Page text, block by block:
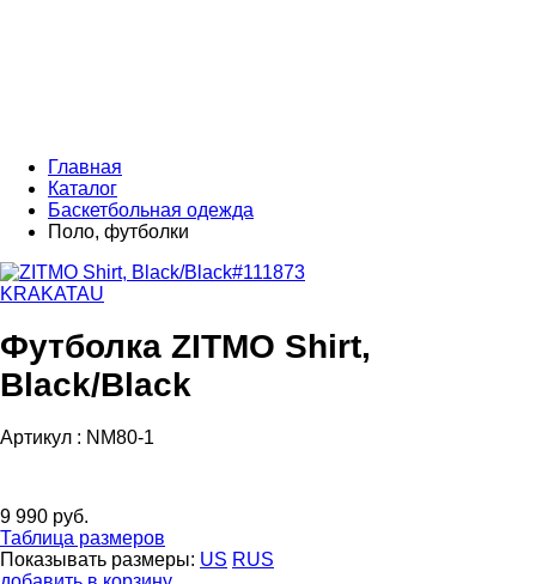
Главная
Каталог
Баскетбольная одежда
Поло, футболки
KRAKATAU
Футболка ZITMO Shirt,
Black/Black
Артикул : NM80-1
9 990 руб.
Таблица размеров
Показывать размеры: US RUS